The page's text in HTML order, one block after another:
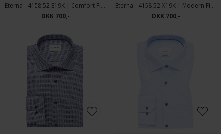
Eterna - 4158 52 E19K | Comfort Fit Skjorte Pink
DKK 700,-
Eterna - 4158 52 X19K | Modern Fit Skjorte Pink
DKK 700,-